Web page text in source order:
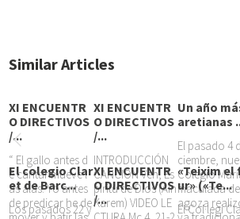
Similar Articles
XI ENCUENTR
O DIRECTIVOS
/...
“ El gallo antes d
e cantar mueve l
as alas. Yo antes
de predicar he de
XI ENCUENTR
O DIRECTIVOS
/...
INTRODUCCIÓN
CANCIÓN Ven, Es
píritu de Dios (Ain
Karem) VIDEO LE
Un año
aretianas
El pasado 4
ciembre,
Colegio
maculada
agoza
El colegio Clar
et de Barc...
Los pasados 22 y
XI ENCUENTR
O DIRECTIVOS
/...
«Teixim el
ur» («Te...
El Col·legi